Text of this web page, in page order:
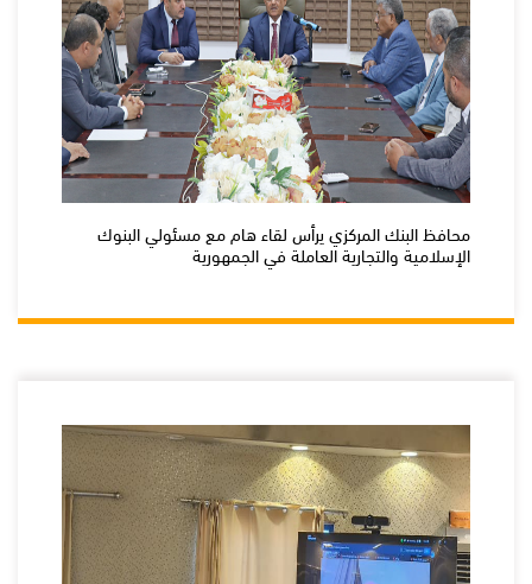
محافظ البنك المركزي يرأس لقاء هام مع مسئولي البنوك
الإسلامية والتجارية العاملة في الجمهورية